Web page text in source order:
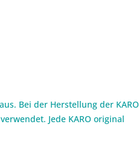
Bei der Herstellung der KARO
Jede KARO original